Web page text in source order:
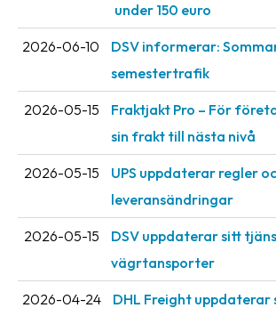
under 150 euro
2026-06-10
DSV informerar:
semestertrafik
2026-05-15
Fraktjakt Pro – För
sin frakt till nästa nivå
2026-05-15
UPS uppdaterar regler
leveransändringar
2026-05-15
DSV uppdaterar sitt
vägrtansporter
2026-04-24 DHL Freight uppdaterar